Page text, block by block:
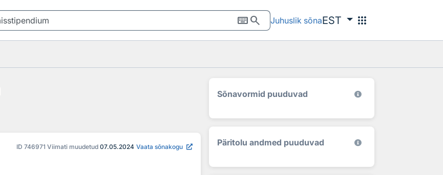
keyboardsearch Juhuslik sõnaEST apps
ID 746971 Viimati muudetud 07.05.2024 Vaata sõnakogu
Sõnavormid puuduvad
Päritolu andmed puuduvad